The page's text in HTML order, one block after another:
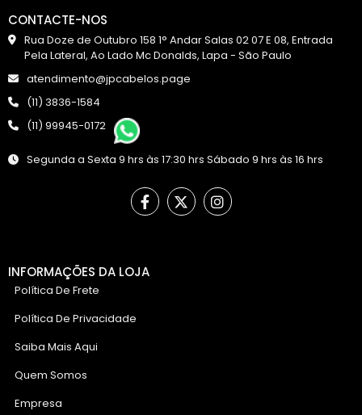
CONTACTE-NOS
Rua Doze de Outubro 158 1° Andar Salas 02 07 E 08, Entrada
Pela Lateral, Ao Lado Mc Donalds, Lapa - São Paulo
atendimento@jpcabelos.page
(11) 3836-1584
(11) 99945-0172
Segunda a Sexta 9 hrs às 17:30 hrs Sábado 9 hrs às 16 hrs
INFORMAÇÕES DA LOJA
Política De Frete
Política De Privacidade
Saiba Mais Aqui
Quem Somos
Empresa